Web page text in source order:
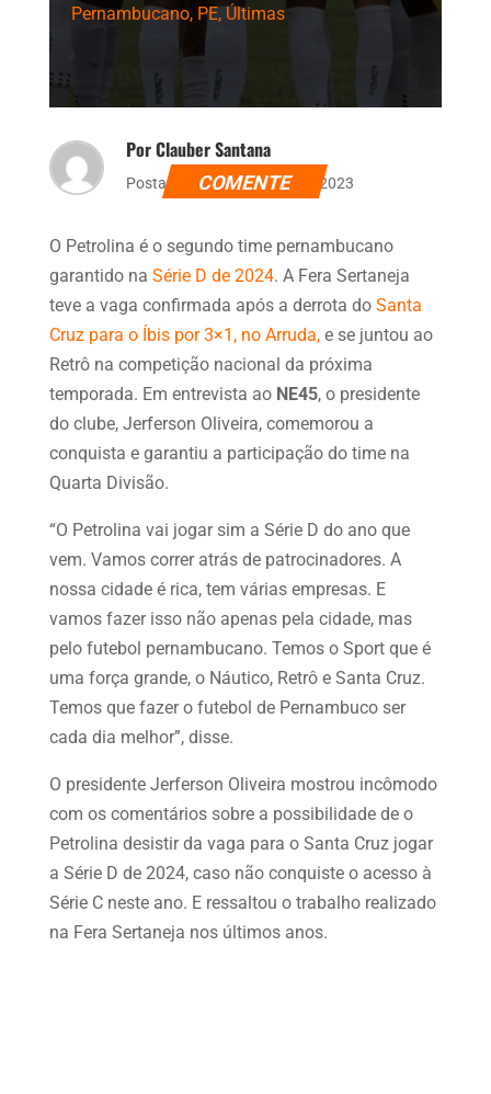
Pernambucano, PE, Últimas
Por Clauber Santana
Postado dia 28 de março de 2023
COMENTE
O Petrolina é o segundo time pernambucano
garantido na Série D de 2024. A Fera Sertaneja
teve a vaga confirmada após a derrota do Santa
Cruz para o Íbis por 3×1, no Arruda,e se juntou ao
Retrô na competição nacional da próxima
temporada. Em entrevista ao NE45, o presidente
do clube, Jerferson Oliveira, comemorou a
conquista e garantiu a participação do time na
Quarta Divisão.
“O Petrolina vai jogar sim a Série D do ano que
vem. Vamos correr atrás de patrocinadores. A
nossa cidade é rica, tem várias empresas. E
vamos fazer isso não apenas pela cidade, mas
pelo futebol pernambucano. Temos o Sport que é
uma força grande, o Náutico, Retrô e Santa Cruz.
Temos que fazer o futebol de Pernambuco ser
cada dia melhor”, disse.
O presidente Jerferson Oliveira mostrou incômodo
com os comentários sobre a possibilidade de o
Petrolina desistir da vaga para o Santa Cruz jogar
a Série D de 2024, caso não conquiste o acesso à
Série C neste ano. E ressaltou o trabalho realizado
na Fera Sertaneja nos últimos anos.